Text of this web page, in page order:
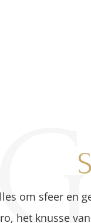
om sfeer en
het knusse